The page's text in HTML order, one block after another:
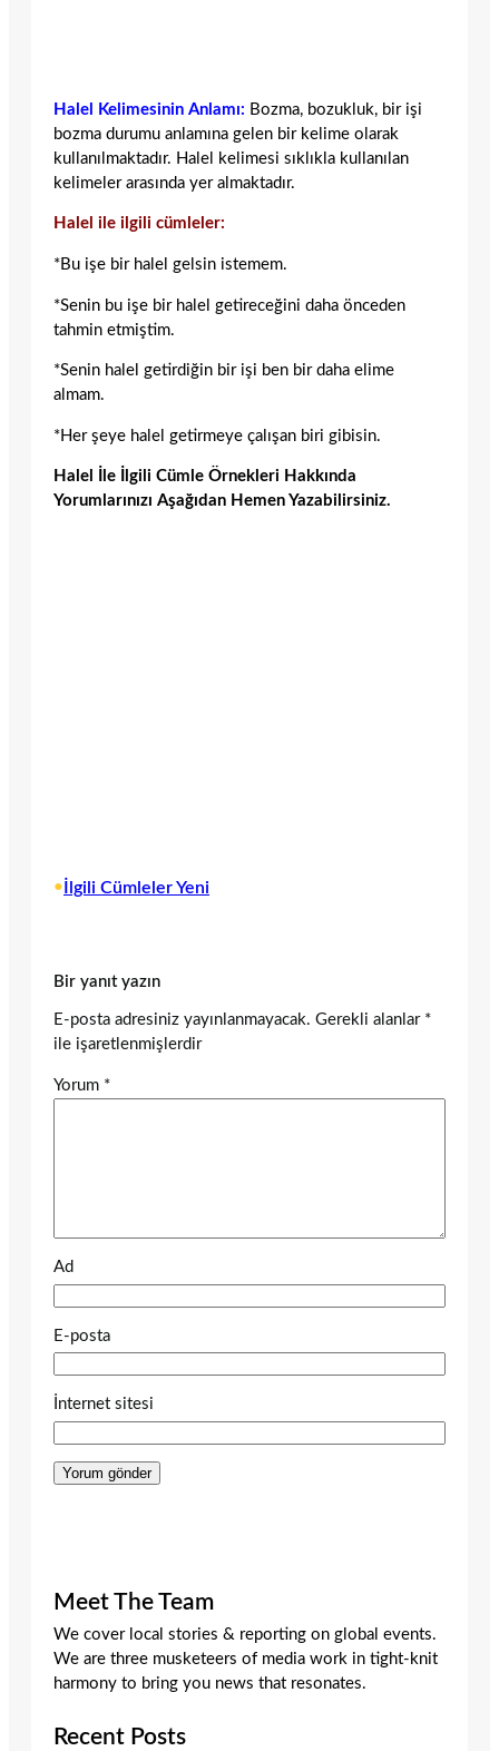
Halel Kelimesinin Anlamı: Bozma, bozukluk, bir işi
bozma durumu anlamına gelen bir kelime olarak
kullanılmaktadır. Halel kelimesi sıklıkla kullanılan
kelimeler arasında yer almaktadır.
Halel ile ilgili cümleler:
*Bu işe bir halel gelsin istemem.
*Senin bu işe bir halel getireceğini daha önceden
tahmin etmiştim.
*Senin halel getirdiğin bir işi ben bir daha elime
almam.
*Her şeye halel getirmeye çalışan biri gibisin.
Halel İle İlgili Cümle Örnekleri Hakkında
Yorumlarınızı Aşağıdan Hemen Yazabilirsiniz.
• İlgili Cümleler Yeni
Bir yanıt yazın
E-posta adresiniz yayınlanmayacak. Gerekli alanlar *
ile işaretlenmişlerdir
Yorum *
Ad
E-posta
İnternet sitesi
Meet The Team
We cover local stories & reporting on global events.
We are three musketeers of media work in tight-knit
harmony to bring you news that resonates.
Recent Posts